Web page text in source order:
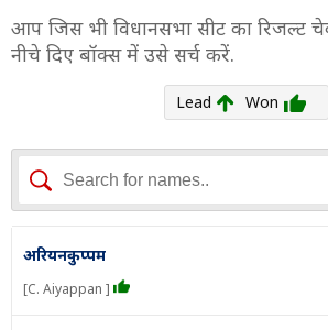
आप जिस भी विधानसभा सीट का रिजल्ट
नीचे दिए बॉक्स में उसे सर्च करें.
Lead Won
अरियनकुप्पम
[C. Aiyappan ]